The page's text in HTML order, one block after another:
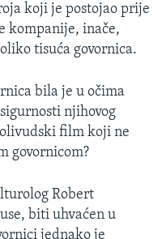
koji je postojao prije
kompanije, inače,
tisuća govornica.
bila je u očima
njihovog
film koji ne
govornicom?
Robert
biti uhvaćen u
jednako je